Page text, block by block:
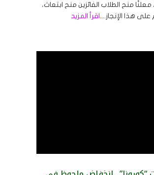
منح الطلاب الفائزين منح ابتعاث،
هذا الإنجاز.... اقرأ المزيد